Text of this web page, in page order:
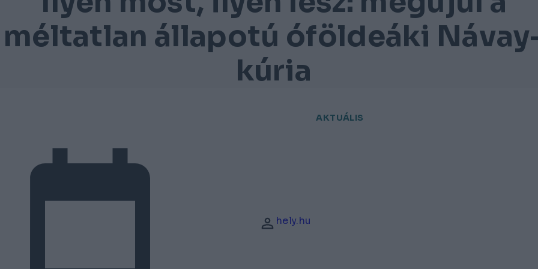
méltatlan állapotú óföldeáki
kúria
AKTUÁLIS
hely.hu